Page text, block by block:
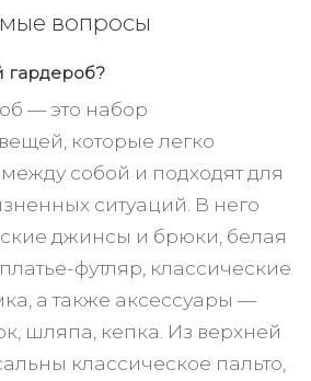
вопросы
гардероб?
— это набор
которые легко
собой и подходят для
ситуаций. В него
джинсы и брюки, белая
футляр, классические
а также аксессуары —
шляпа, кепка. Из верхней
классическое пальто,